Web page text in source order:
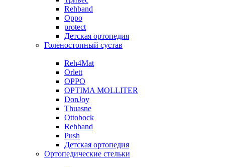
Rehband
Oppo
protect
Детская ортопедия
Голеностопный сустав
Reh4Mat
Orlett
OPPO
OPTIMA MOLLITER
DonJoy
Thuasne
Ottobock
Rehband
Push
Детская ортопедия
Ортопедические стельки